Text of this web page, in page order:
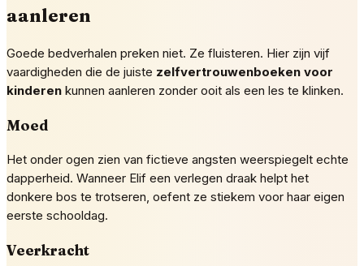
aanleren
Goede bedverhalen preken niet. Ze fluisteren. Hier zijn vijf
vaardigheden die de juiste zelfvertrouwenboeken voor
kinderen kunnen aanleren zonder ooit als een les te klinken.
Moed
Het onder ogen zien van fictieve angsten weerspiegelt echte
dapperheid. Wanneer Elif een verlegen draak helpt het
donkere bos te trotseren, oefent ze stiekem voor haar eigen
eerste schooldag.
Veerkracht